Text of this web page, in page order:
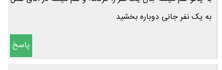
به یک نفر جانی دوباره بخشید
پاسخ